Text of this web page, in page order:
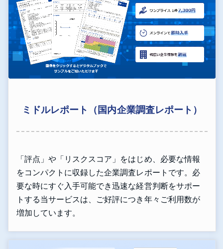
ミドルレポート（国内企業調査レポート）
「評点」や「リスクスコア」をはじめ、必要な情報
をコンパクトに収録した企業調査レポートです。必
要な時にすぐ入手可能でき迅速な経営判断をサポー
トする当サービスは、ご好評につき年々ご利用数が
増加しています。